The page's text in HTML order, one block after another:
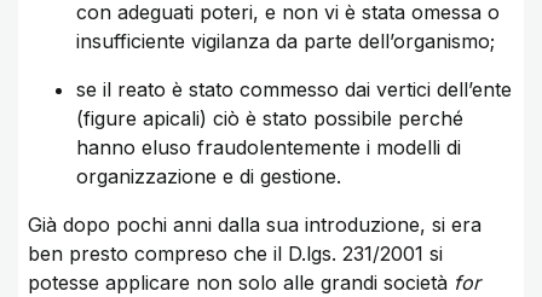
con adeguati poteri, e non vi è stata omessa o
insufficiente vigilanza da parte dell’organismo;
se il reato è stato commesso dai vertici dell’ente
(figure apicali) ciò è stato possibile perché
hanno eluso fraudolentemente i modelli di
organizzazione e di gestione.
Già dopo pochi anni dalla sua introduzione, si era
ben presto compreso che il D.lgs. 231/2001 si
potesse applicare non solo alle grandi società for